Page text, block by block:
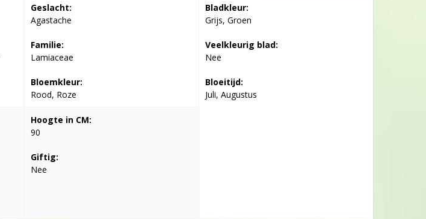
Geslacht:
Agastache
Familie:
Lamiaceae
Bloemkleur:
Rood, Roze
Bladkleur:
Grijs, Groen
Veelkleurig blad:
Nee
Bloeitijd:
Juli, Augustus
Hoogte in CM:
90
Giftig:
Nee